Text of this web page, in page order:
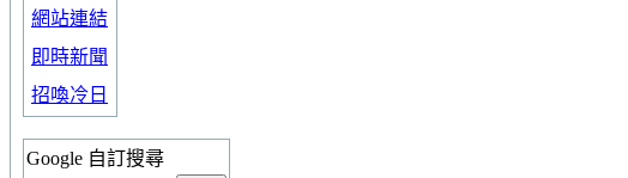
網站連結
即時新聞
招喚冷日
Google 自訂搜尋